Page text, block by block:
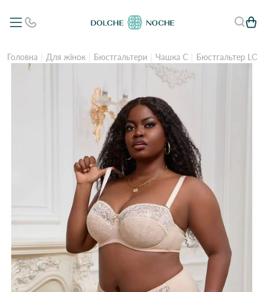
Головна Для жінок Бюстгальтери Чашка C Бюстгальтер